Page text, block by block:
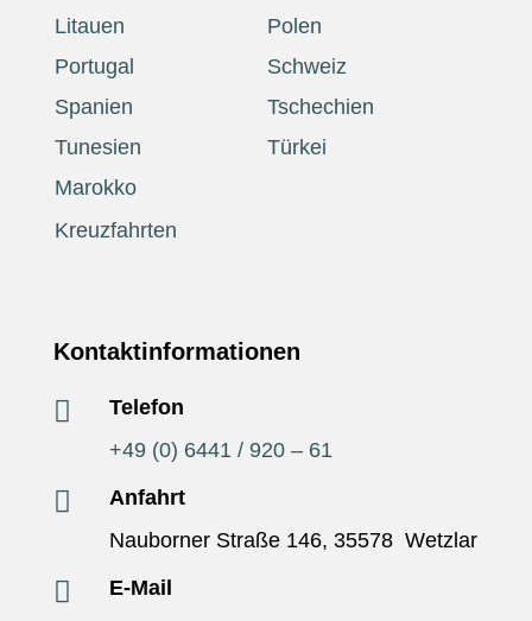
Litauen
Polen
Portugal
Schweiz
Spanien
Tschechien
Tunesien
Türkei
Marokko
Kreuzfahrten
Kontaktinformationen

Telefon
+49 (0) 6441 / 920 – 61

Anfahrt
Nauborner Straße 146, 35578 Wetzlar

E-Mail